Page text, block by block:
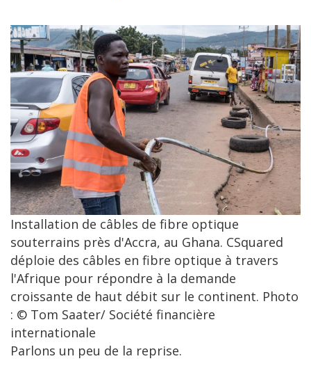
Installation de câbles de fibre optique
souterrains près d'Accra, au Ghana. CSquared
déploie des câbles en fibre optique à travers
l'Afrique pour répondre à la demande
croissante de haut débit sur le continent. Photo
: © Tom Saater/ Société financière
internationale
Parlons un peu de la reprise.